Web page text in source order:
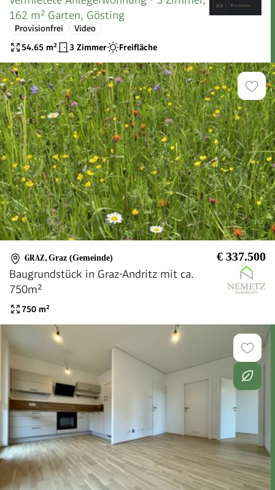
162 m² Garten, Gösting
Provisionfrei
Video
54.65 m² 3 Zimmer Freifläche
GRAZ, Graz (Gemeinde) € 337.500
Baugrundstück in Graz-Andritz mit ca.
750m²
750 m²